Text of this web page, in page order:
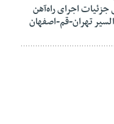
جزئیات اجرای راه‌آهن
تهران-قم-اصفهان